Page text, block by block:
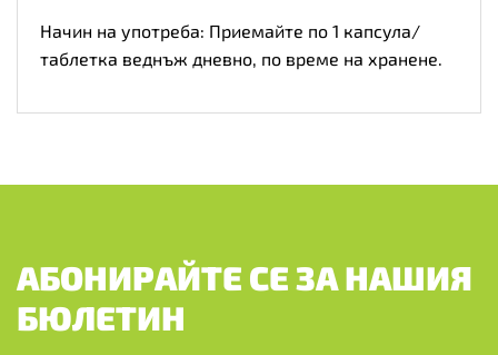
Начин на употреба: Приемайте по 1 капсула/
таблетка веднъж дневно, по време на хранене.
АБОНИРАЙТЕ СЕ ЗА НАШИЯ
БЮЛЕТИН